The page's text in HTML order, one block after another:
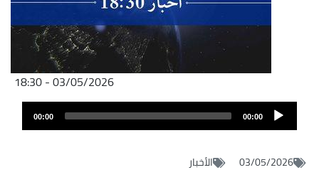
03/05/2026 - 18:30
Fichier
audio
00:00
00:00
03/05/2026 الأخبار